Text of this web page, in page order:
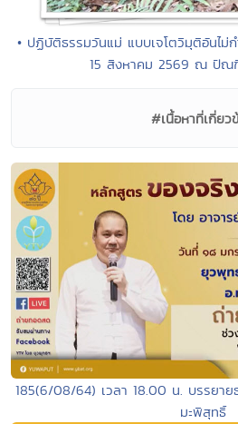
• ปฏิบัติธรรมวันแม่ แบบเจโตวิมุติอันไม่
15 สิงหาคม 2569 ณ ปัณ
#เนื้อหาที่เกี่ยว
185(6/08/64) เวลา 18.00 น. บรรยาย
มะพิสุทธิ์